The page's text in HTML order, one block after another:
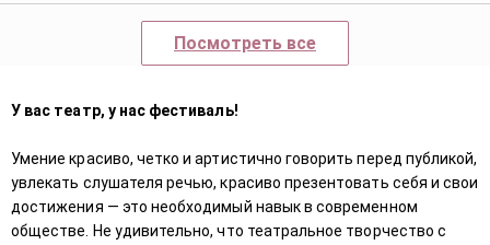
Посмотреть все
У вас театр, у нас фестиваль!
Умение красиво, четко и артистично говорить перед публикой,
увлекать слушателя речью, красиво презентовать себя и свои
достижения — это необходимый навык в современном
обществе. Не удивительно, что театральное творчество с